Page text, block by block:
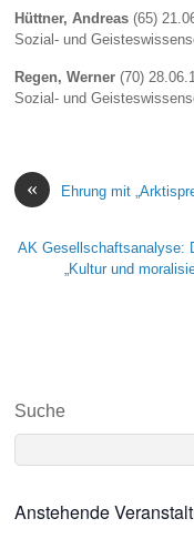
Hüttner, Andreas (65)
Sozial- und
Regen, Werner (70)
Sozial- und
« Ehrung mit
AK Gesellschaftsanalyse:
„Kultur und
Suche
Anstehende